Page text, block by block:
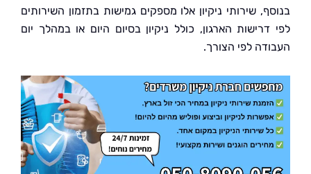
שירותי ניקיון אלו מספקים גמישות בתזמון השירותים
הארגון, כולל ניקיון בסיום היום או במהלך יום
לפי הצורך.